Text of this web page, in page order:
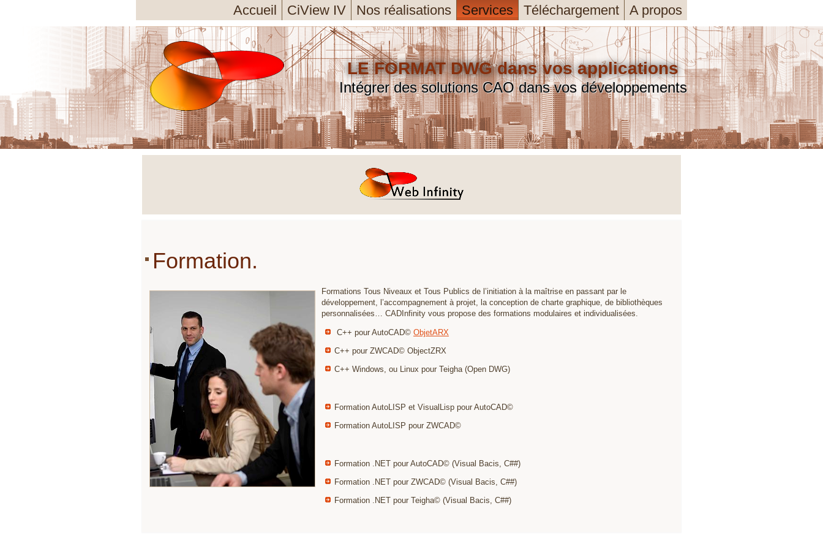
Accueil CiView IV Nos réalisations Services Téléchargement A propos
ont été développées afin de répondre à des demandes courantes ou des besoins spécifiques d'utilisateur.
intégrées, modifiées ou cachées suivant vos demandes.
faire votre outil de visualisation/suivi adapté à votre métier.
LE FORMAT DWG dans vos applications
Intégrer des solutions CAO dans vos développements
Formation.
Formations Tous Niveaux et Tous Publics de l’initiation à la maîtrise en passant par le
développement, l’accompagnement à projet, la conception de charte graphique, de bibliothèques
personnalisées… CADInfinity vous propose des formations modulaires et individualisées.
C++ pour AutoCAD© ObjetARX
C++ pour ZWCAD© ObjectZRX
C++ Windows, ou Linux pour Teigha (Open DWG)
Formation AutoLISP et VisualLisp pour AutoCAD©
Formation AutoLISP pour ZWCAD©
Formation .NET pour AutoCAD© (Visual Bacis, C##)
Formation .NET pour ZWCAD© (Visual Bacis, C##)
Formation .NET pour Teigha© (Visual Bacis, C##)